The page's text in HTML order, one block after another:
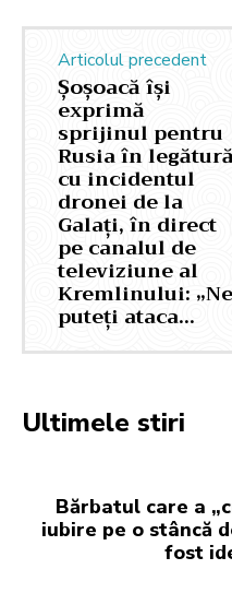
Articolul precedent
Șoșoacă își
exprimă
sprijinul pentru
Rusia în
cu incidentul
dronei de la
Galați, în direct
pe canalul de
televiziune al
Kremlinului: „Ne
puteți ataca…
Ultimele stiri
Bărbatul care a
iubire pe o stâncă
fost